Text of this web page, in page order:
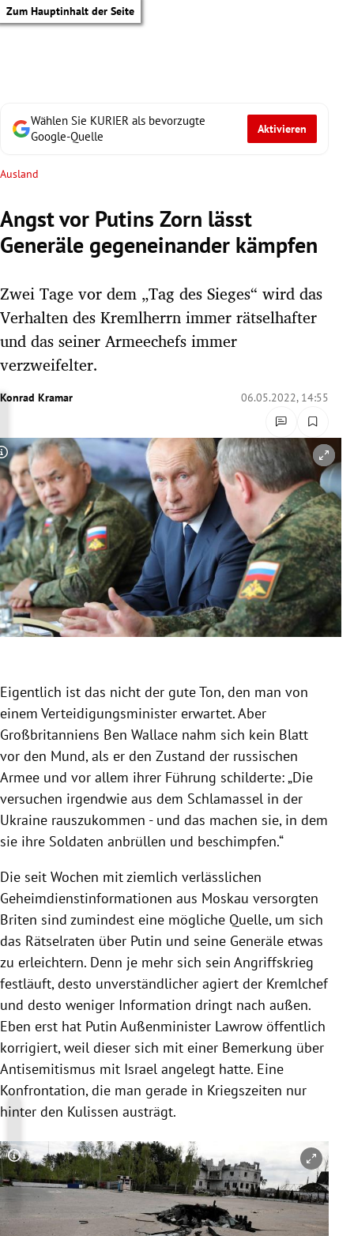
Zum Hauptinhalt der Seite
Untermenü
Untermenü
Untermenü
Untermenü
Untermenü
Untermenü
Untermenü
Untermenü
Wählen Sie KURIER als bevorzugte
Google-Quelle
Aktivieren
Ausland
Angst vor Putins Zorn lässt
Generäle gegeneinander kämpfen
Zwei Tage vor dem „Tag des Sieges“ wird das
Verhalten des Kremlherrn immer rätselhafter
und das seiner Armeechefs immer
verzweifelter.
Konrad Kramar 06.05.2022, 14:55
Copyright-Hinweis öffnen/schließen
Eigentlich ist das nicht der gute Ton, den man von
einem Verteidigungsminister erwartet. Aber
Großbritanniens Ben Wallace nahm sich kein Blatt
vor den Mund, als er den Zustand der russischen
Armee und vor allem ihrer Führung schilderte: „Die
versuchen irgendwie aus dem Schlamassel in der
Ukraine rauszukommen - und das machen sie, in dem
sie ihre Soldaten anbrüllen und beschimpfen.“
Die seit Wochen mit ziemlich verlässlichen
Geheimdienstinformationen aus Moskau versorgten
Briten sind zumindest eine mögliche Quelle, um sich
das Rätselraten über Putin und seine Generäle etwas
zu erleichtern. Denn je mehr sich sein Angriffskrieg
festläuft, desto unverständlicher agiert der Kremlchef
und desto weniger Information dringt nach außen.
Eben erst hat Putin Außenminister Lawrow öffentlich
korrigiert, weil dieser sich mit einer Bemerkung über
Antisemitismus mit Israel angelegt hatte. Eine
Konfrontation, die man gerade in Kriegszeiten nur
hinter den Kulissen austrägt.
Copyright-Hinweis öffnen/schließen